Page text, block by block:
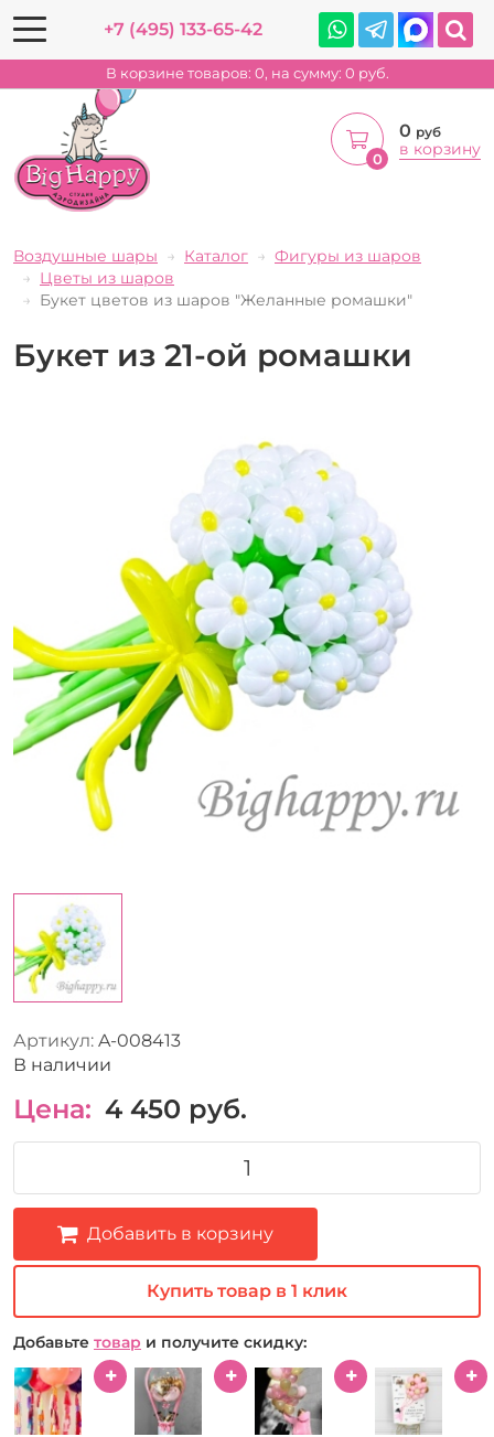
+7 (495) 133-65-42
В корзине товаров: 0, на сумму: 0 руб.
0
0 руб
в корзину
Воздушные шары Каталог
Фигуры из шаров
Цветы из шаров
Букет цветов из шаров "Желанные ромашки"
Букет из 21-ой ромашки
Артикул: A-008413
В наличии
Цена: 4 450 руб.
Добавить в корзину
Купить товар в 1 клик
Добавьте товар и получите скидку: